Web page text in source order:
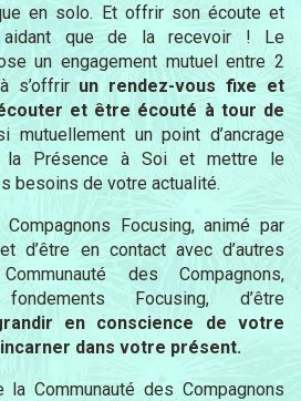
en solo. Et offrir son écoute et
aidant que de la recevoir ! Le
un engagement mutuel entre 2
s’offrir un rendez-vous fixe et
et être écouté à tour de
mutuellement un point d’ancrage
la Présence à Soi et mettre le
besoins de votre actualité.
Focusing, animé par
d’être en contact avec d’autres
des Compagnons,
Focusing, d’être
en conscience de votre
dans votre présent.
Communauté des Compagnons